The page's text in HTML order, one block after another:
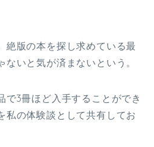
絶版の本を探し求めている最
いと気が済まないという。
で3冊ほど入手することができ
私の体験談として共有してお